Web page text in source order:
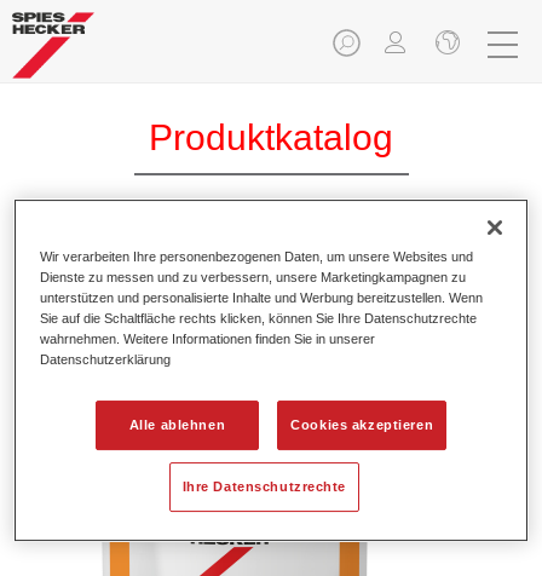
Produktkatalog
Permafleet® Industrie 1K Acryl
Bindemittel AC525
Artikelnummer 35005250
Wir verarbeiten Ihre personenbezogenen Daten, um unsere Websites und
Dienste zu messen und zu verbessern, unsere Marketingkampagnen zu
unterstützen und personalisierte Inhalte und Werbung bereitzustellen. Wenn
Sie auf die Schaltfläche rechts klicken, können Sie Ihre Datenschutzrechte
wahrnehmen. Weitere Informationen finden Sie in unserer
Datenschutzerklärung
Alle ablehnen Cookies akzeptieren
Ihre Datenschutzrechte